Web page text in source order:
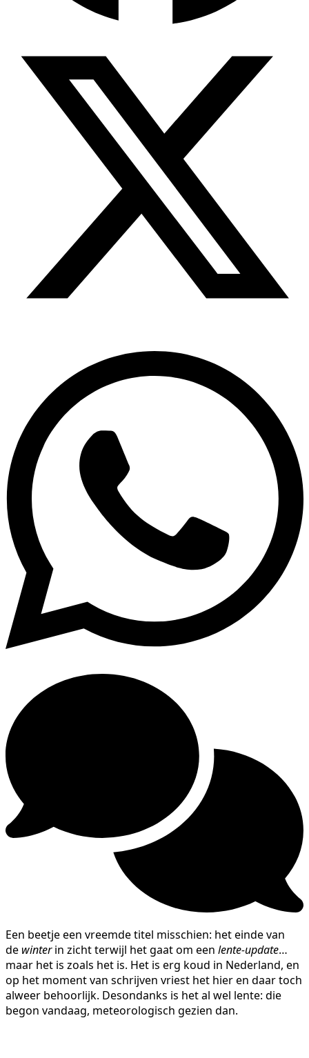
Een beetje een vreemde titel misschien: het einde van
de winterin zicht terwijl het gaat om een lente-update…
maar het is zoals het is. Het is erg koud in Nederland, en
op het moment van schrijven vriest het hier en daar toch
alweer behoorlijk. Desondanks is het al wel lente: die
begon vandaag, meteorologisch gezien dan.